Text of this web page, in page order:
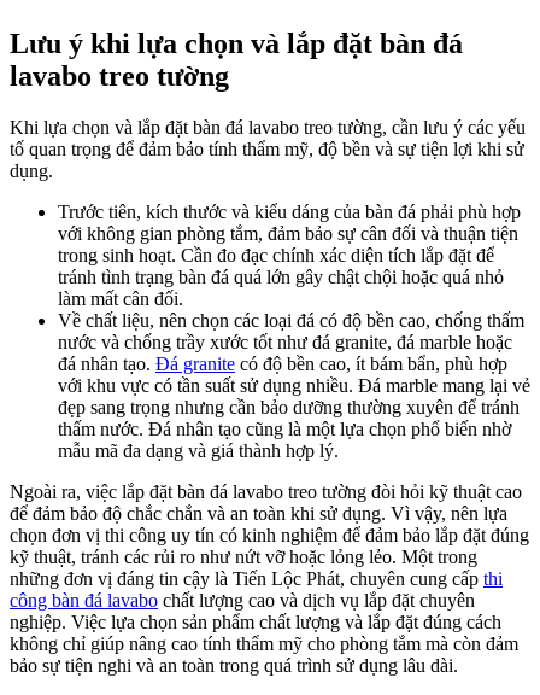
Lưu ý khi lựa chọn và lắp đặt bàn đá
lavabo treo tường
Khi lựa chọn và lắp đặt bàn đá lavabo treo tường, cần lưu ý các yếu
tố quan trọng để đảm bảo tính thẩm mỹ, độ bền và sự tiện lợi khi sử
dụng.
Trước tiên, kích thước và kiểu dáng của bàn đá phải phù hợp
với không gian phòng tắm, đảm bảo sự cân đối và thuận tiện
trong sinh hoạt. Cần đo đạc chính xác diện tích lắp đặt để
tránh tình trạng bàn đá quá lớn gây chật chội hoặc quá nhỏ
làm mất cân đối.
Về chất liệu, nên chọn các loại đá có độ bền cao, chống thấm
nước và chống trầy xước tốt như đá granite, đá marble hoặc
đá nhân tạo. Đá granite có độ bền cao, ít bám bẩn, phù hợp
với khu vực có tần suất sử dụng nhiều. Đá marble mang lại vẻ
đẹp sang trọng nhưng cần bảo dưỡng thường xuyên để tránh
thấm nước. Đá nhân tạo cũng là một lựa chọn phổ biến nhờ
mẫu mã đa dạng và giá thành hợp lý.
Ngoài ra, việc lắp đặt bàn đá lavabo treo tường đòi hỏi kỹ thuật cao
để đảm bảo độ chắc chắn và an toàn khi sử dụng. Vì vậy, nên lựa
chọn đơn vị thi công uy tín có kinh nghiệm để đảm bảo lắp đặt đúng
kỹ thuật, tránh các rủi ro như nứt vỡ hoặc lỏng lẻo. Một trong
những đơn vị đáng tin cậy là Tiến Lộc Phát, chuyên cung cấp thi
công bàn đá lavabo chất lượng cao và dịch vụ lắp đặt chuyên
nghiệp. Việc lựa chọn sản phẩm chất lượng và lắp đặt đúng cách
không chỉ giúp nâng cao tính thẩm mỹ cho phòng tắm mà còn đảm
bảo sự tiện nghi và an toàn trong quá trình sử dụng lâu dài.